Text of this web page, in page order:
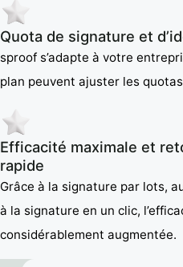
Quota de signature et
sproof s’adapte à votre
plan peuvent ajuster les
Efficacité maximale et
rapide
Grâce à la signature par lots,
à la signature en un clic,
considérablement augmentée.